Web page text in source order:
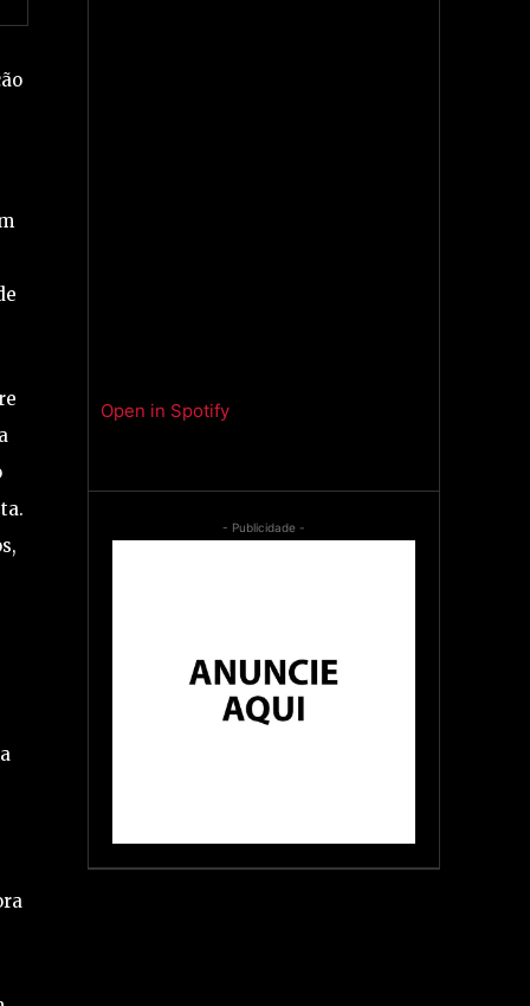
Open in Spotify
- Publicidade -